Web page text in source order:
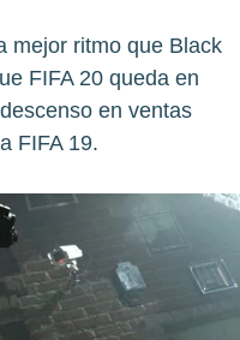
mejor ritmo que Black
FIFA 20 queda en
en ventas
FIFA 19.